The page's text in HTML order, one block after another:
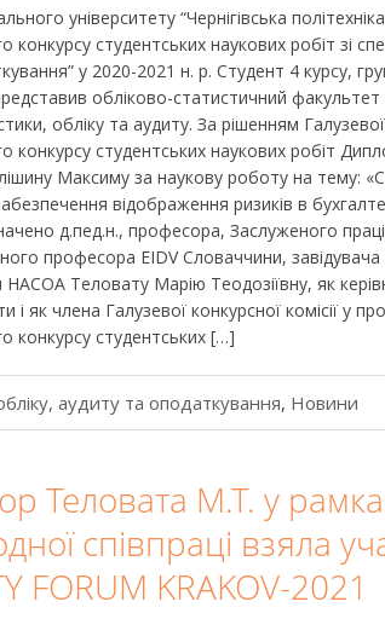
університету “Чернігівська
конкурсу студентських наукових робіт зі
у 2020-2021 н. р. Студент 4 курсу,
обліково-статистичний факультет
обліку та аудиту. За рішенням Галузевої
конкурсу студентських наукових робіт
Максиму за наукову роботу на тему:
відображення ризиків в
д.пед.н., професора, Заслуженого
професора EIDV Словаччини,
Теловату Марію Теодозіївну, як
і як члена Галузевої конкурсної комісії у
конкурсу студентських […]
аудиту та оподаткування, Новини
Теловата М.Т. у
співпраці взяла
FORUM KRAKOV-2021